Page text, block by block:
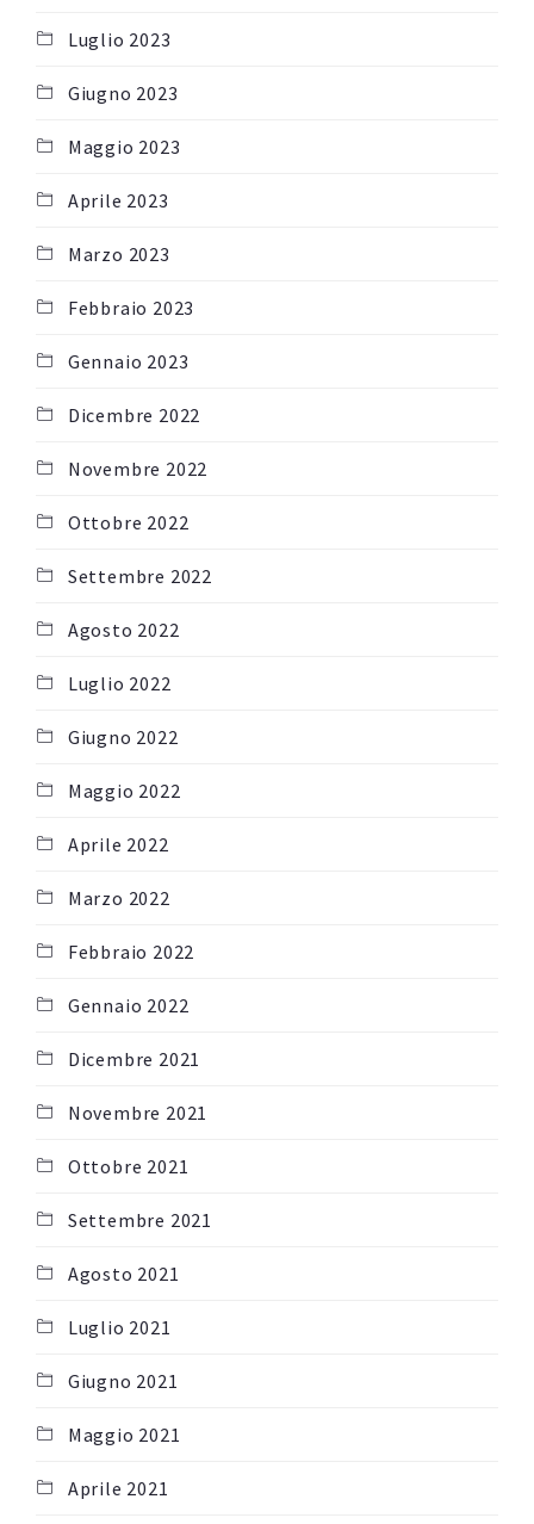
Luglio 2023
Giugno 2023
Maggio 2023
Aprile 2023
Marzo 2023
Febbraio 2023
Gennaio 2023
Dicembre 2022
Novembre 2022
Ottobre 2022
Settembre 2022
Agosto 2022
Luglio 2022
Giugno 2022
Maggio 2022
Aprile 2022
Marzo 2022
Febbraio 2022
Gennaio 2022
Dicembre 2021
Novembre 2021
Ottobre 2021
Settembre 2021
Agosto 2021
Luglio 2021
Giugno 2021
Maggio 2021
Aprile 2021